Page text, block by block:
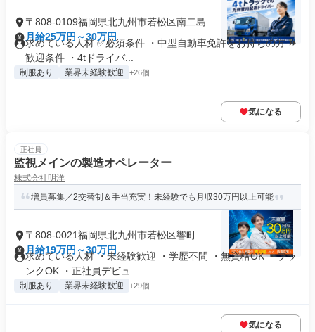
〒808-0109福岡県北九州市若松区南二島
月給25万円～30万円
求めている人材 ✅必須条件 ・中型自動車免許をお持ちの方 ⏩
歓迎条件 ・4tドライバ...
制服あり 業界未経験歓迎 +26個
気になる
正社員
監視メインの製造オペレーター
株式会社明洋
増員募集／2交替制＆手当充実！未経験でも月収30万円以上可能
〒808-0021福岡県北九州市若松区響町
月給19万円～30万円
求めている人材 ・未経験歓迎 ・学歴不問 ・無資格OK ・ブラ
ンクOK ・正社員デビュ...
制服あり 業界未経験歓迎 +29個
気になる